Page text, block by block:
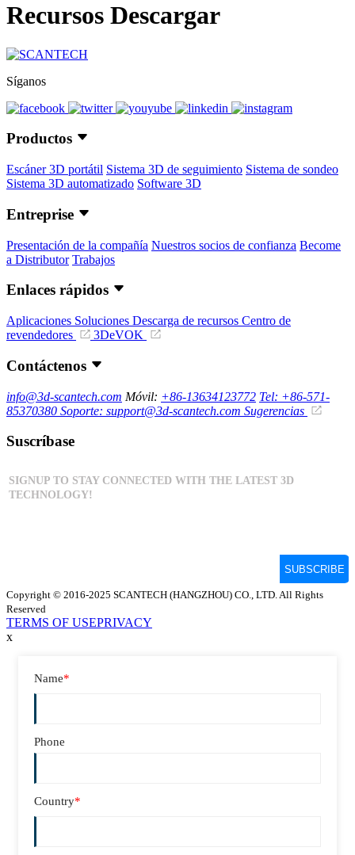
Recursos Descargar
Síganos
Productos
Escáner 3D portátil Sistema 3D de seguimiento Sistema de sondeo
Sistema 3D automatizado Software 3D
Entreprise
Presentación de la compañía Nuestros socios de confianza Become
a Distributor Trabajos
Enlaces rápidos
Aplicaciones Soluciones Descarga de recursos Centro de
revendedores
3DeVOK
Contáctenos
info@3d-scantech.com Móvil: +86-13634123772 Tel: +86-571-
85370380 Soporte: support@3d-scantech.com Sugerencias
Suscríbase
Copyright © 2016-2025 SCANTECH (HANGZHOU) CO., LTD. All Rights
Reserved
TERMS OF USEPRIVACY
x
Name*
Phone
Country*